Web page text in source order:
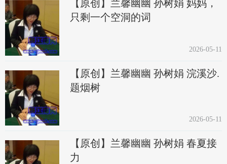
【原创】兰馨幽幽 孙树娟 妈妈，
只剩一个空洞的词
2026-05-11
【原创】兰馨幽幽 孙树娟 浣溪沙.
题烟树
2026-05-11
【原创】兰馨幽幽 孙树娟 春夏接
力